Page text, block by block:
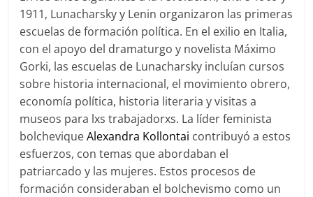
1911, Lunacharsky y Lenin organizaron las primeras
escuelas de formación política. En el exilio en Italia,
con el apoyo del dramaturgo y novelista Máximo
Gorki, las escuelas de Lunacharsky incluían cursos
sobre historia internacional, el movimiento obrero,
economía política, historia literaria y visitas a
museos para lxs trabajadorxs. La líder feminista
bolcheviqueAlexandra Kollontai contribuyó a estos
esfuerzos, con temas que abordaban el
patriarcado y las mujeres. Estos procesos de
formación consideraban el bolchevismo como un